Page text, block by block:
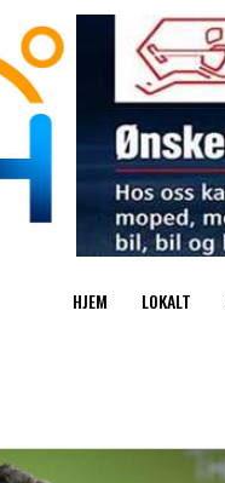
HJEM LOKALT